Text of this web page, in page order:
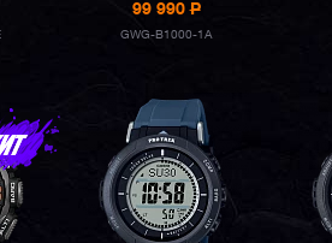
99 990P
GWG-B1000-1A